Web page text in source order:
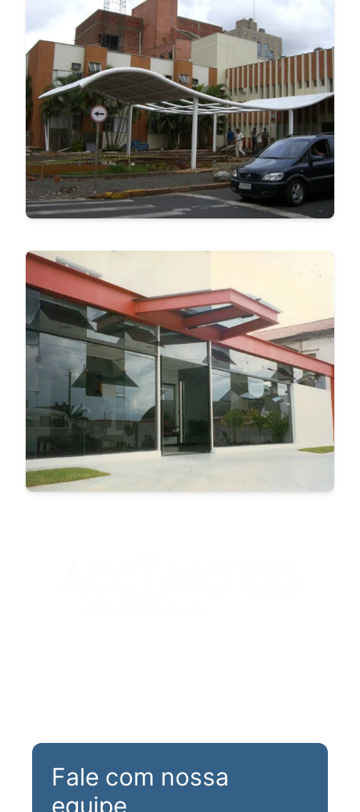
P.I.B - PARQUES INDUSTRIAIS
BRASILEIROS S/A
VER MAIS
SANTA CASA DE ITU
VER MAIS
Fale com nossa
equipe